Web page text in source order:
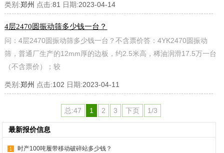
类别:郑州 点击:81 日期:2023-04-14
4层2470圆振动筛多少钱一台？
问：4层2470圆振动筛多少钱一台？不含票价答：4YK2470圆振动
筛，普通厂生产的12mm厚的边板，约2.5米高，稀油润滑17.5万一台
（不含票价）；较
类别:郑州 点击:102 日期:2023-04-11
总:47 1 2 3 下页 1/3
最新报价信息
时产100吨履带移动破碎站多少钱？